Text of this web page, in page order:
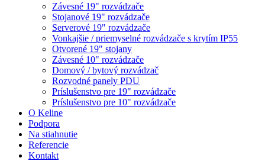
Závesné 19" rozvádzače
Stojanové 19" rozvádzače
Serverové 19" rozvádzače
Vonkajšie / priemyselné rozvádzače s krytím IP55
Otvorené 19" stojany
Závesné 10" rozvádzače
Domový / bytový rozvádzač
Rozvodné panely PDU
Príslušenstvo pre 19" rozvádzače
Príslušenstvo pre 10" rozvádzače
O Keline
Podpora
Na stiahnutie
Referencie
Kontakt